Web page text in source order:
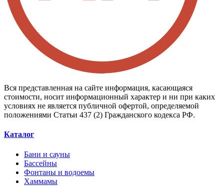
Вся представленная на сайте информация, касающаяся
стоимости, носит информационный характер и ни при каких
условиях не является публичной офертой, определяемой
положениями Статьи 437 (2) Гражданского кодекса РФ.
Каталог
Бани и сауны
Бассейны
Фонтаны и водоемы
Хаммамы